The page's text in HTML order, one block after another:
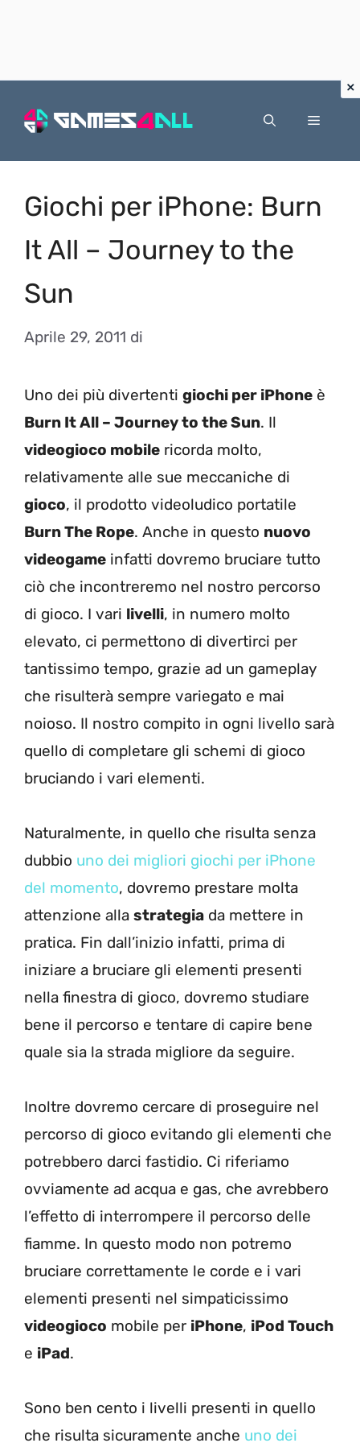
Menu
Giochi per iPhone: Burn
It All – Journey to the
Sun
Aprile 29, 2011 di
Uno dei più divertenti giochi per iPhone è
Burn It All – Journey to the Sun. Il
videogioco mobile ricorda molto,
relativamente alle sue meccaniche di
gioco, il prodotto videoludico portatile
Burn The Rope. Anche in questo nuovo
videogame infatti dovremo bruciare tutto
ciò che incontreremo nel nostro percorso
di gioco. I vari livelli, in numero molto
elevato, ci permettono di divertirci per
tantissimo tempo, grazie ad un gameplay
che risulterà sempre variegato e mai
noioso. Il nostro compito in ogni livello sarà
quello di completare gli schemi di gioco
bruciando i vari elementi.
Naturalmente, in quello che risulta senza
dubbio uno dei migliori giochi per iPhone
del momento, dovremo prestare molta
attenzione alla strategia da mettere in
pratica. Fin dall’inizio infatti, prima di
iniziare a bruciare gli elementi presenti
nella finestra di gioco, dovremo studiare
bene il percorso e tentare di capire bene
quale sia la strada migliore da seguire.
Inoltre dovremo cercare di proseguire nel
percorso di gioco evitando gli elementi che
potrebbero darci fastidio. Ci riferiamo
ovviamente ad acqua e gas, che avrebbero
l’effetto di interrompere il percorso delle
fiamme. In questo modo non potremo
bruciare correttamente le corde e i vari
elementi presenti nel simpaticissimo
videogioco mobile per iPhone, iPod Touch
e iPad.
Sono ben cento i livelli presenti in quello
che risulta sicuramente anche uno dei